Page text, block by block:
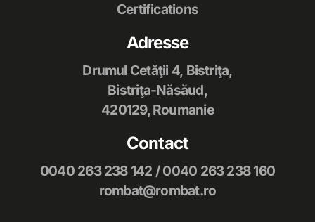
Certifications
Adresse
Drumul Cetăţii 4, Bistriţa,
Bistriţa-Năsăud,
420129, Roumanie
Contact
0040 263 238 142 /0040 263 238 160
rombat@rombat.ro